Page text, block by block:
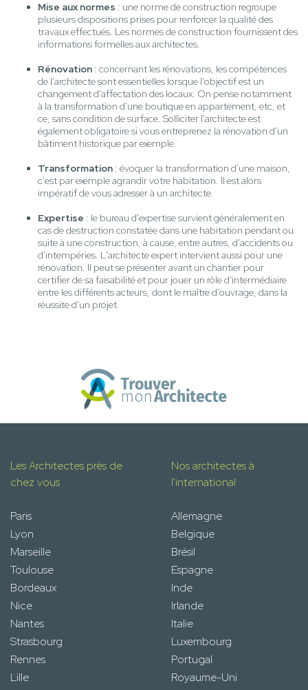
Mise aux normes : une norme de construction regroupe
plusieurs dispositions prises pour renforcer la qualité des
travaux effectués. Les normes de construction fournissent des
informations formelles aux architectes.
Rénovation : concernant les rénovations, les compétences
de l'architecte sont essentielles lorsque l'objectif est un
changement d'affectation des locaux. On pense notamment
à la transformation d'une boutique en appartement, etc, et
ce, sans condition de surface. Solliciter l'architecte est
également obligatoire si vous entreprenez la rénovation d'un
bâtiment historique par exemple.
Transformation : évoquer la transformation d'une maison,
c'est par exemple agrandir votre habitation. Il est alors
impératif de vous adresser à un architecte.
Expertise : le bureau d'expertise survient généralement en
cas de destruction constatée dans une habitation pendant ou
suite à une construction, à cause, entre autres, d'accidents ou
d'intempéries. L'architecte expert intervient aussi pour une
rénovation. Il peut se présenter avant un chantier pour
certifier de sa faisabilité et pour jouer un rôle d'intermédiaire
entre les différents acteurs, dont le maître d'ouvrage, dans la
réussite d'un projet.
Les Architectes près de
chez vous
Paris
Lyon
Marseille
Toulouse
Bordeaux
Nice
Nantes
Strasbourg
Rennes
Lille
Nos architectes à
l'international
Allemagne
Belgique
Brésil
Espagne
Inde
Irlande
Italie
Luxembourg
Portugal
Royaume-Uni